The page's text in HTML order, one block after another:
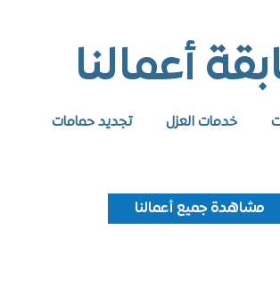
أعمالنا
العزل تجديد حمامات
جميع أعمالنا